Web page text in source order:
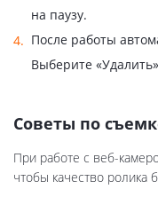
на паузу.
После работы
Выберите
Советы по
При работе с веб-
чтобы качество ролика